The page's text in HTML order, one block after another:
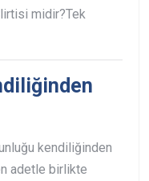
midir?Tek
kendiliğinden
adetle birlikte